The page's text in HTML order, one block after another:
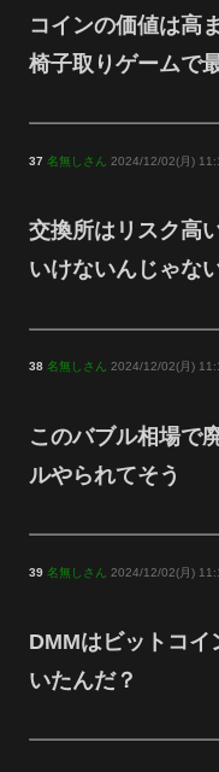
コインの価値は高
椅子取りゲームで
37 名無しさん 2024/12/02(月)
交換所はリスク高
いけないんじゃな
38 名無しさん 2024/12/02(月)
このバブル相場で
ルやられてそう
39 名無しさん 2024/12/02(月)
DMMはビットコ
いたんだ？